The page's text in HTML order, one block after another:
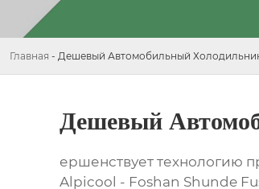
Главная - Дешевый Автомобильный
Дешевый
ершенствует технологию
Alpicool - Foshan Shunde